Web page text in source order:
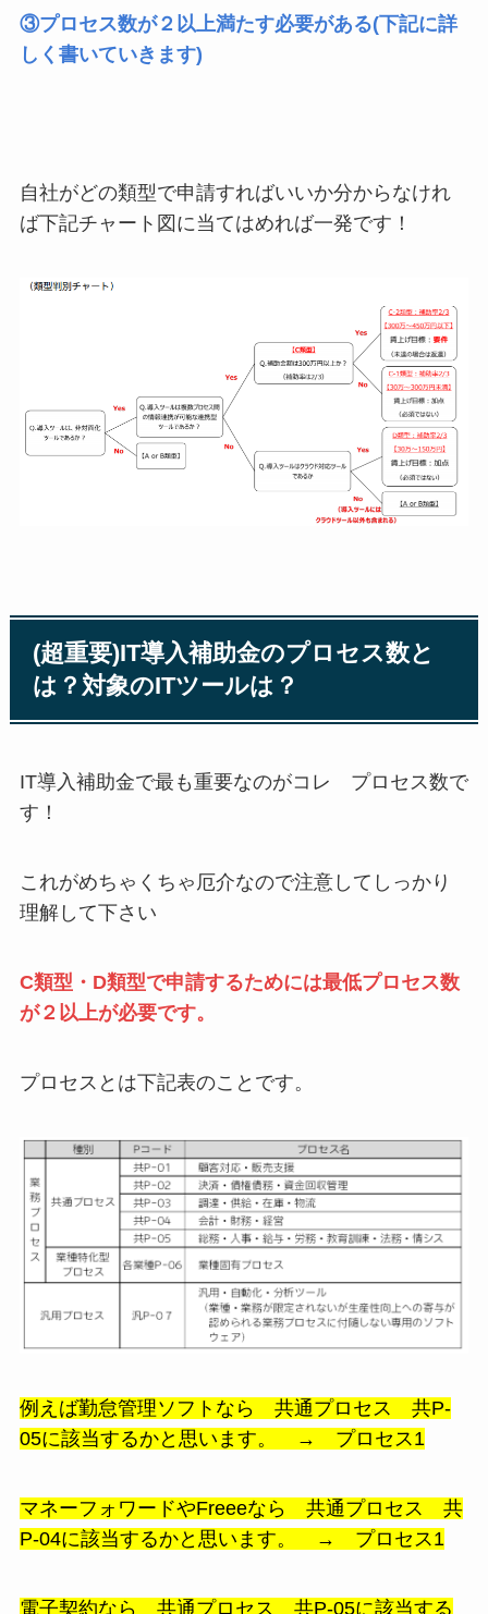
③プロセス数が２以上満たす必要がある(下記に詳
しく書いていきます)
自社がどの類型で申請すればいいか分からなけれ
ば下記チャート図に当てはめれば一発です！
(超重要)IT導入補助金のプロセス数と
は？対象のITツールは？
IT導入補助金で最も重要なのがコレ プロセス数で
す！
これがめちゃくちゃ厄介なので注意してしっかり
理解して下さい
C類型・D類型で申請するためには最低プロセス数
が２以上が必要です。
プロセスとは下記表のことです。
例えば勤怠管理ソフトなら 共通プロセス 共P-
05に該当するかと思います。 → プロセス1
マネーフォワードやFreeeなら 共通プロセス 共
P-04に該当するかと思います。 → プロセス1
電子契約なら 共通プロセス 共P-05に該当する